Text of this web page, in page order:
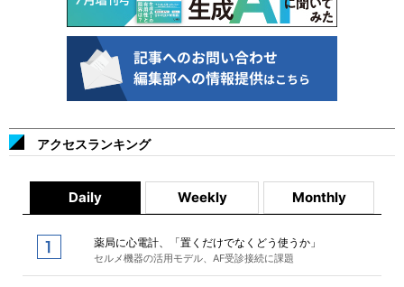
アクセスランキング
Daily Weekly Monthly
薬局に心電計、「置くだけでなくどう使うか」
セルメ機器の活用モデル、AF受診接続に課題